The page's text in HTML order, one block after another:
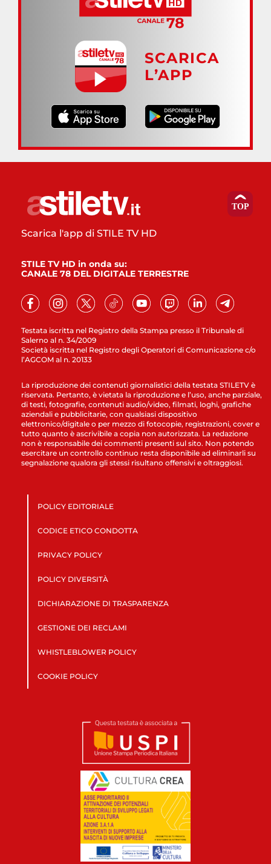
SCARICA
L’APP
Testata iscritta nel Registro della Stampa presso il Tribunale di
Salerno al n. 34/2009
Società iscritta nel Registro degli Operatori di Comunicazione c/o
l’AGCOM al n. 20133
Scarica l'app di STILE TV HD
STILE TV HD in onda su:
CANALE 78 DEL DIGITALE TERRESTRE
La riproduzione dei contenuti giornalistici della testata STILETV è
riservata. Pertanto, è vietata la riproduzione e l’uso, anche parziale,
di testi, fotografie, contenuti audio/video, filmati, loghi, grafiche
aziendali e pubblicitarie, con qualsiasi dispositivo
elettronico/digitale o per mezzo di fotocopie, registrazioni, cover e
tutto quanto è ascrivibile a copia non autorizzata. La redazione
non è responsabile dei commenti presenti sul sito. Non potendo
esercitare un controllo continuo resta disponibile ad eliminarli su
segnalazione qualora gli stessi risultano offensivi e oltraggiosi.
POLICY EDITORIALE
CODICE ETICO CONDOTTA
PRIVACY POLICY
POLICY DIVERSITÀ
DICHIARAZIONE DI TRASPARENZA
GESTIONE DEI RECLAMI
WHISTLEBLOWER POLICY
COOKIE POLICY